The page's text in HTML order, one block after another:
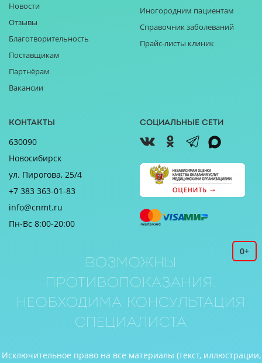
Новости
Отзывы
Благотворительность
Поставщикам
Партнёрам
Вакансии
Иногородним пациентам
Справочник заболеваний
Прайс-листы клиник
Контакты
630090
Новосибирск
ул. Пирогова, 25/4
+7 383 363-01-83
info@cnmt.ru
Пн-Вс 8:00-20:00
Социальные сети
0+
Возможны
противопоказания.
Необходима консультация
специалиста
Исключительное право на все материалы (текст, иллюстрации,